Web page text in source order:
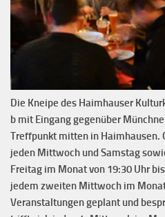
Die Kneipe des Haimhauser
b mit Eingang gegenüber
Treffpunkt mitten in Haimhausen.
jeden Mittwoch und Samstag
Freitag im Monat von 19:30 Uhr
jedem zweiten Mittwoch im
Veranstaltungen geplant und